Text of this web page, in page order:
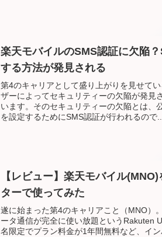
楽天モバイルのSMS認証に欠陥
する方法が発見される
第4のキャリアとして盛り上がりを見せて
ザーによってセキュリティーの欠陥が発見
います。そのセキュリティーの欠陥とは、
を設定するためにSMS認証が行われるので...
【レビュー】楽天モバイル
ターで使ってみた
遂に始まった第4のキャリアこと（MNO）
ータ通信が完全に使い放題というRakuten
名限定でプラン料金が1年間無料など、イ